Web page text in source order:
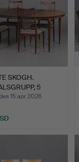
SKOGH.
5
"CORT…
15 apr 2026